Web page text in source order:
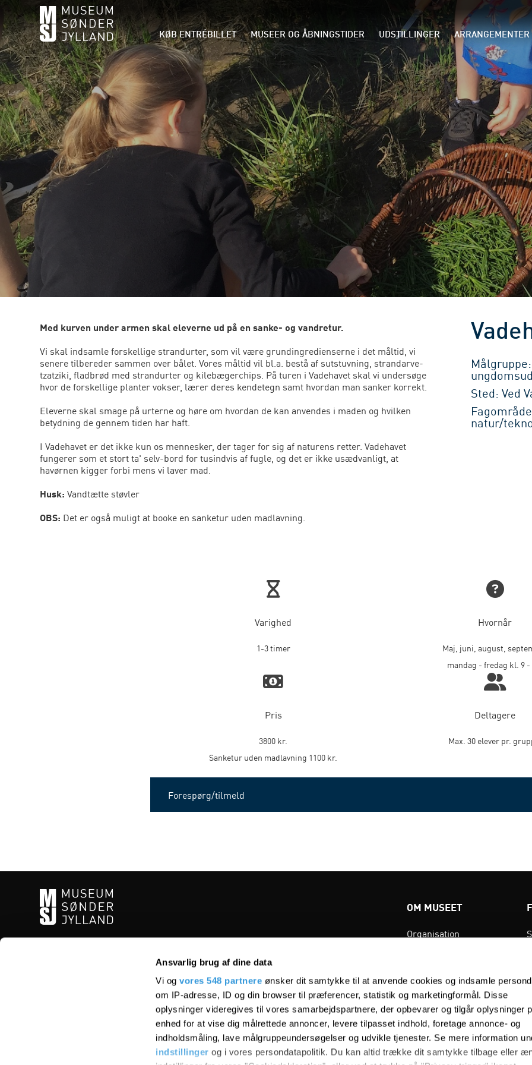
Ansvarlig brug af dine data
Vi ogvores 548 partnere ønsker dit samtykke til at anvende cookies og indsamle
om IP-adresse, ID og din browser til præferencer, statistik og marketingformål. Disse
oplysninger videregives til vores samarbejdspartnere, der opbevarer og tilgår oplysninger
enhed for at vise dig målrettede annoncer, levere tilpasset indhold, foretage annonce- og
indholdsmåling, lave målgruppeundersøgelser og udvikle tjenester. Se mere information
indstillinger og i vores persondatapolitik. Du kan altid trække dit samtykke tilbage eller
KØB ENTRÉBILLET MUSEER OG ÅBNINGSTIDER UDSTILLINGER ARRANGEMENTER
Sted: Ved
natur/
Med kurven under armen skal eleverne ud på en sanke- og vandretur.
Vi skal indsamle forskellige strandurter, som vil være grundingredienserne i det måltid, vi
senere tilbereder sammen over bålet. Vores måltid vil bl.a. bestå af sutstuvning, strandarve-
tzatziki, fladbrød med strandurter og kilebægerchips. På turen i Vadehavet skal vi undersøge
hvor de forskellige planter vokser, lærer deres kendetegn samt hvordan man sanker korrekt.
Eleverne skal smage på urterne og høre om hvordan de kan anvendes i maden og hvilken
betydning de gennem tiden har haft.
I Vadehavet er det ikke kun os mennesker, der tager for sig af naturens retter. Vadehavet
fungerer som et stort ta' selv-bord for tusindvis af fugle, og det er ikke usædvanligt, at
havørnen kigger forbi mens vi laver mad.
Husk: Vandtætte støvler
OBS: Det er også muligt at booke en sanketur uden madlavning.
Varighed
1-3 timer
Hvornår
Maj, juni, august,
mandag - fredag kl. 9 -
Pris
3800 kr.
Sanketur uden madlavning 1100 kr.
Deltagere
Max. 30 elever pr.
Forespørg/tilmeld
OM MUSEET
Organisation
Bestyrelse
Årsberetning 2024
Vedtægter
Strategi
Kvalitetsvurdering